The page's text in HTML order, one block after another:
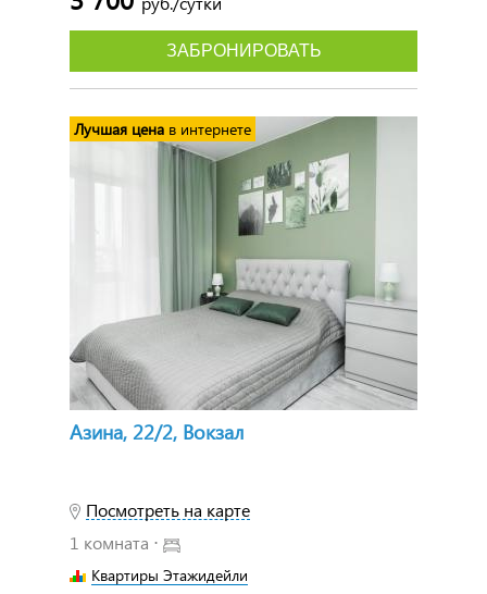
ЗАБРОНИРОВАТЬ
Азина, 22/2, Вокзал
Посмотреть на карте
1 комната ⋅
Квартиры Этажидейли
Лучшая цена в интернете